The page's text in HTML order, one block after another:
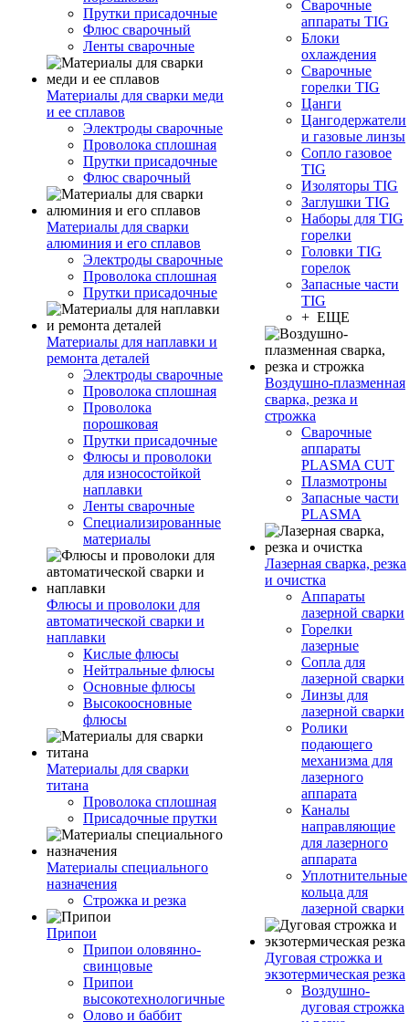
Прутки присадочные
Флюс сварочный
Ленты сварочные
Материалы для сварки меди
и ее сплавов
Электроды сварочные
Проволока сплошная
Прутки присадочные
Флюс сварочный
Материалы для сварки
алюминия и его сплавов
Электроды сварочные
Проволока сплошная
Прутки присадочные
Материалы для наплавки и
ремонта деталей
Электроды сварочные
Проволока сплошная
Проволока
порошковая
Прутки присадочные
Флюсы и проволоки
для износостойкой
наплавки
Ленты сварочные
Специализированные
материалы
Флюсы и проволоки для
автоматической сварки и
наплавки
Кислые флюсы
Нейтральные флюсы
Основные флюсы
Высокоосновные
флюсы
Материалы для сварки
титана
Проволока сплошная
Присадочные прутки
Материалы специального
назначения
Строжка и резка
Припои
Припои оловянно-
свинцовые
Припои
высокотехнологичные
Олово и баббит
Сварочные
аппараты TIG
Блоки
охлаждения
Сварочные
горелки TIG
Цанги
Цангодержатели
и газовые линзы
Сопло газовое
TIG
Изоляторы TIG
Заглушки TIG
Наборы для TIG
горелки
Головки TIG
горелок
Запасные части
TIG
+ ЕЩЕ
Воздушно-плазменная
сварка, резка и
строжка
Сварочные
аппараты
PLASMA CUT
Плазмотроны
Запасные части
PLASMA
Лазерная сварка, резка
и очистка
Аппараты
лазерной сварки
Горелки
лазерные
Сопла для
лазерной сварки
Линзы для
лазерной сварки
Ролики
подающего
механизма для
лазерного
аппарата
Каналы
направляющие
для лазерного
аппарата
Уплотнительные
кольца для
лазерной сварки
Дуговая строжка и
экзотермическая резка
Воздушно-
дуговая строжка